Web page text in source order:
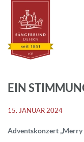
EIN
15. JANUAR 2024
Adventskonzert „Merry